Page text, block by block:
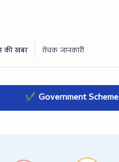
✔ Government Schemes